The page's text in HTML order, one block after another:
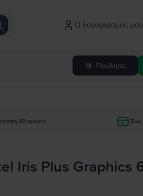
Ο λογαριασμός μου
Πούλησε
30 ημέρες Έως
Iris Plus Graphics